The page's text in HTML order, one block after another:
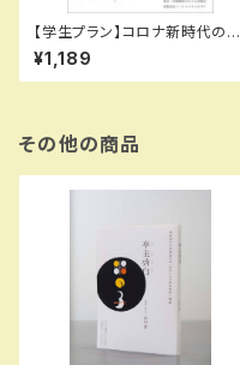
【学生プラン】コロナ新時代の生
き方教育プログラム教材
¥1,189
その他の商品